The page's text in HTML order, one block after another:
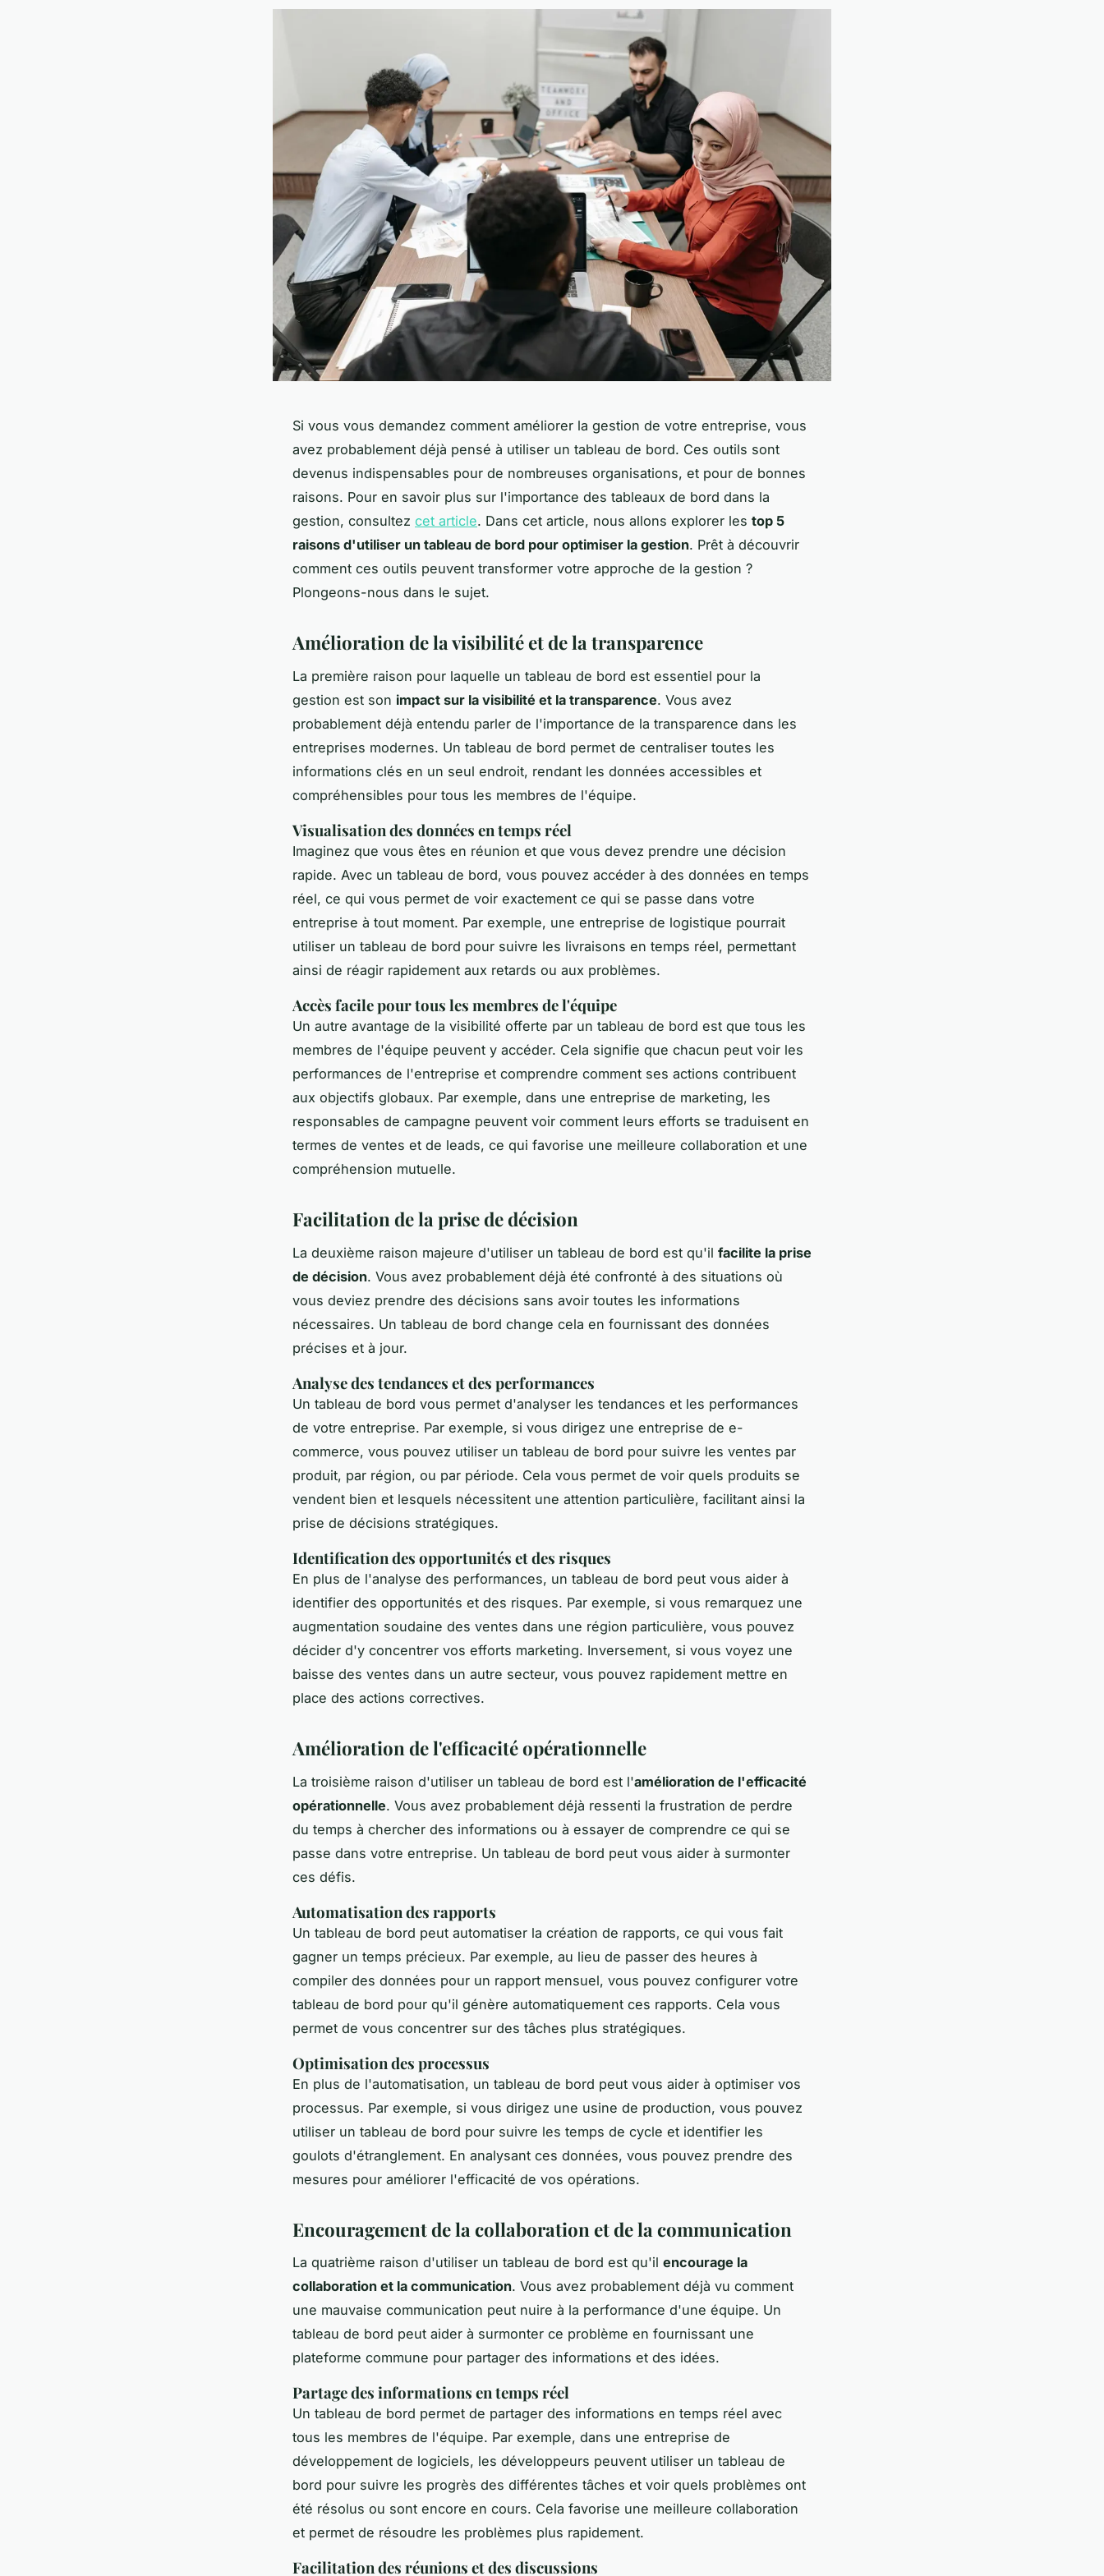
Si vous vous demandez comment améliorer la gestion de votre entreprise, vous
avez probablement déjà pensé à utiliser un tableau de bord. Ces outils sont
devenus indispensables pour de nombreuses organisations, et pour de bonnes
raisons. Pour en savoir plus sur l'importance des tableaux de bord dans la
gestion, consultez cet article. Dans cet article, nous allons explorer les top 5
raisons d'utiliser un tableau de bord pour optimiser la gestion. Prêt à découvrir
comment ces outils peuvent transformer votre approche de la gestion ?
Plongeons-nous dans le sujet.
Amélioration de la visibilité et de la transparence
La première raison pour laquelle un tableau de bord est essentiel pour la
gestion est son impact sur la visibilité et la transparence. Vous avez
probablement déjà entendu parler de l'importance de la transparence dans les
entreprises modernes. Un tableau de bord permet de centraliser toutes les
informations clés en un seul endroit, rendant les données accessibles et
compréhensibles pour tous les membres de l'équipe.
Visualisation des données en temps réel
Imaginez que vous êtes en réunion et que vous devez prendre une décision
rapide. Avec un tableau de bord, vous pouvez accéder à des données en temps
réel, ce qui vous permet de voir exactement ce qui se passe dans votre
entreprise à tout moment. Par exemple, une entreprise de logistique pourrait
utiliser un tableau de bord pour suivre les livraisons en temps réel, permettant
ainsi de réagir rapidement aux retards ou aux problèmes.
Accès facile pour tous les membres de l'équipe
Un autre avantage de la visibilité offerte par un tableau de bord est que tous les
membres de l'équipe peuvent y accéder. Cela signifie que chacun peut voir les
performances de l'entreprise et comprendre comment ses actions contribuent
aux objectifs globaux. Par exemple, dans une entreprise de marketing, les
responsables de campagne peuvent voir comment leurs efforts se traduisent en
termes de ventes et de leads, ce qui favorise une meilleure collaboration et une
compréhension mutuelle.
Facilitation de la prise de décision
La deuxième raison majeure d'utiliser un tableau de bord est qu'il facilite la prise
de décision. Vous avez probablement déjà été confronté à des situations où
vous deviez prendre des décisions sans avoir toutes les informations
nécessaires. Un tableau de bord change cela en fournissant des données
précises et à jour.
Analyse des tendances et des performances
Un tableau de bord vous permet d'analyser les tendances et les performances
de votre entreprise. Par exemple, si vous dirigez une entreprise de e-
commerce, vous pouvez utiliser un tableau de bord pour suivre les ventes par
produit, par région, ou par période. Cela vous permet de voir quels produits se
vendent bien et lesquels nécessitent une attention particulière, facilitant ainsi la
prise de décisions stratégiques.
Identification des opportunités et des risques
En plus de l'analyse des performances, un tableau de bord peut vous aider à
identifier des opportunités et des risques. Par exemple, si vous remarquez une
augmentation soudaine des ventes dans une région particulière, vous pouvez
décider d'y concentrer vos efforts marketing. Inversement, si vous voyez une
baisse des ventes dans un autre secteur, vous pouvez rapidement mettre en
place des actions correctives.
Amélioration de l'efficacité opérationnelle
La troisième raison d'utiliser un tableau de bord est l'amélioration de l'efficacité
opérationnelle. Vous avez probablement déjà ressenti la frustration de perdre
du temps à chercher des informations ou à essayer de comprendre ce qui se
passe dans votre entreprise. Un tableau de bord peut vous aider à surmonter
ces défis.
Automatisation des rapports
Un tableau de bord peut automatiser la création de rapports, ce qui vous fait
gagner un temps précieux. Par exemple, au lieu de passer des heures à
compiler des données pour un rapport mensuel, vous pouvez configurer votre
tableau de bord pour qu'il génère automatiquement ces rapports. Cela vous
permet de vous concentrer sur des tâches plus stratégiques.
Optimisation des processus
En plus de l'automatisation, un tableau de bord peut vous aider à optimiser vos
processus. Par exemple, si vous dirigez une usine de production, vous pouvez
utiliser un tableau de bord pour suivre les temps de cycle et identifier les
goulots d'étranglement. En analysant ces données, vous pouvez prendre des
mesures pour améliorer l'efficacité de vos opérations.
Encouragement de la collaboration et de la communication
La quatrième raison d'utiliser un tableau de bord est qu'il encourage la
collaboration et la communication. Vous avez probablement déjà vu comment
une mauvaise communication peut nuire à la performance d'une équipe. Un
tableau de bord peut aider à surmonter ce problème en fournissant une
plateforme commune pour partager des informations et des idées.
Partage des informations en temps réel
Un tableau de bord permet de partager des informations en temps réel avec
tous les membres de l'équipe. Par exemple, dans une entreprise de
développement de logiciels, les développeurs peuvent utiliser un tableau de
bord pour suivre les progrès des différentes tâches et voir quels problèmes ont
été résolus ou sont encore en cours. Cela favorise une meilleure collaboration
et permet de résoudre les problèmes plus rapidement.
Facilitation des réunions et des discussions